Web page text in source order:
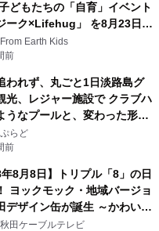
どもたちの「自育」イベント
ーク×Lifehug」 を8月23日
Earth Kids
前
われず、丸ごと1日淡路島グ
光、レジャー施設で クラブハ
うなプールと、変わった形の
「THE BOXY AWAJI」のお
まり連泊プランで
らど
前
年8月8日】トリプル「8」の日
ヨックモック・地域バージョ
デザイン缶が誕生 ～かわいい
子犬と秋田の四季と名所を巡
田ケーブルテレビ